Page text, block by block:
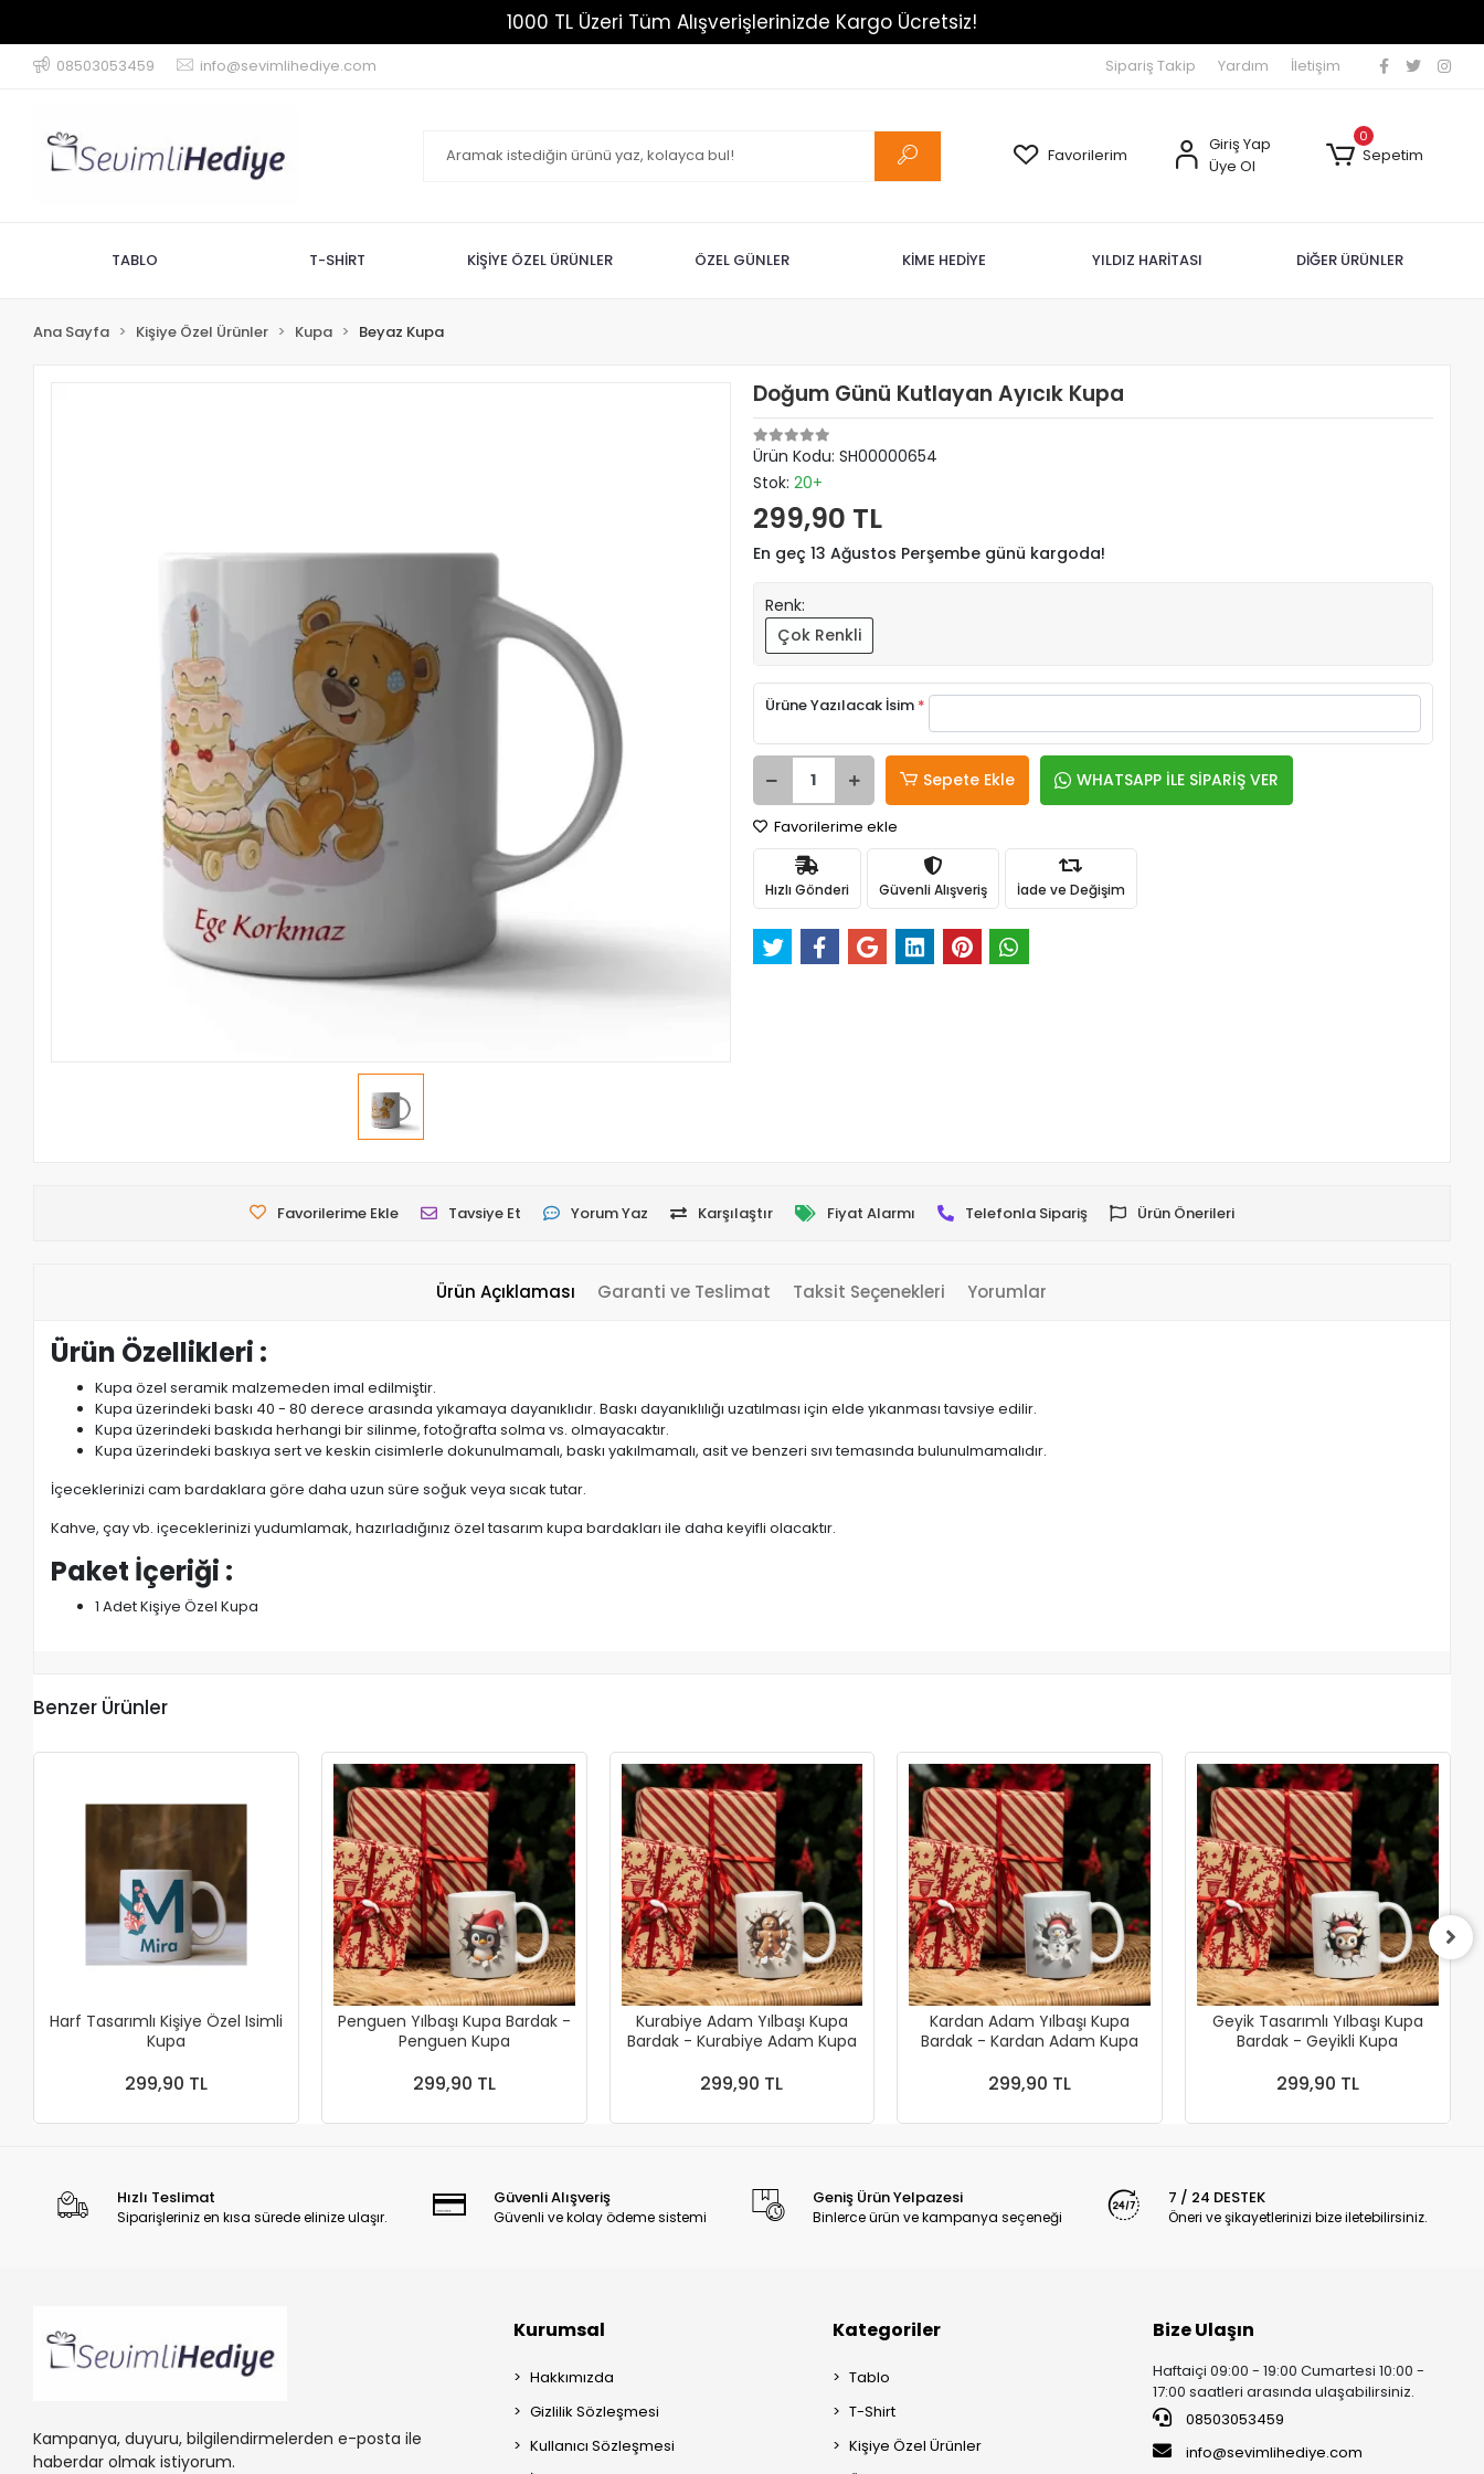
1000 TL Üzeri Tüm Alışverişlerinizde Kargo Ücretsiz!
08503053459 info@sevimlihediye.com Sipariş Takip Yardım İletişim
Favorilerim
Giriş Yap
Üye Ol
0
Sepetim
TABLO T-SHİRT KİŞİYE ÖZEL ÜRÜNLER ÖZEL GÜNLER KİME HEDİYE YILDIZ HARİTASI DİĞER ÜRÜNLER
Ana Sayfa Kişiye Özel Ürünler Kupa Beyaz Kupa
Doğum Günü Kutlayan Ayıcık Kupa
Ürün Kodu: SH00000654
Stok: 20+
299,90 TL
En geç 13 Ağustos Perşembe günü kargoda!
Renk:
Çok Renkli
Ürüne Yazılacak İsim *
Sepete Ekle WHATSAPP İLE SİPARİŞ VER
Favorilerime ekle
Hızlı Gönderi Güvenli Alışveriş İade ve Değişim
Favorilerime Ekle Tavsiye Et Yorum Yaz Karşılaştır Fiyat Alarmı Telefonla Sipariş Ürün Önerileri
Ürün Açıklaması Garanti ve Teslimat Taksit Seçenekleri Yorumlar
Ürün Özellikleri :
Kupa özel seramik malzemeden imal edilmiştir.
Kupa üzerindeki baskı 40 - 80 derece arasında yıkamaya dayanıklıdır. Baskı dayanıklılığı uzatılması için elde yıkanması tavsiye edilir.
Kupa üzerindeki baskıda herhangi bir silinme, fotoğrafta solma vs. olmayacaktır.
Kupa üzerindeki baskıya sert ve keskin cisimlerle dokunulmamalı, baskı yakılmamalı, asit ve benzeri sıvı temasında bulunulmamalıdır.
İçeceklerinizi cam bardaklara göre daha uzun süre soğuk veya sıcak tutar.
Kahve, çay vb. içeceklerinizi yudumlamak, hazırladığınız özel tasarım kupa bardakları ile daha keyifli olacaktır.
Paket İçeriği :
1 Adet Kişiye Özel Kupa
Benzer Ürünler
Harf Tasarımlı Kişiye Özel Isimli
Kupa
299,90 TL
Penguen Yılbaşı Kupa Bardak -
Penguen Kupa
299,90 TL
Kurabiye Adam Yılbaşı Kupa
Bardak - Kurabiye Adam Kupa
299,90 TL
Kardan Adam Yılbaşı Kupa
Bardak - Kardan Adam Kupa
299,90 TL
Geyik Tasarımlı Yılbaşı Kupa
Bardak - Geyikli Kupa
299,90 TL
Hızlı Teslimat
Siparişleriniz en kısa sürede elinize ulaşır.
Güvenli Alışveriş
Güvenli ve kolay ödeme sistemi
Geniş Ürün Yelpazesi
Binlerce ürün ve kampanya seçeneği
7 / 24 DESTEK
Öneri ve şikayetlerinizi bize iletebilirsiniz.
Kampanya, duyuru, bilgilendirmelerden e-posta ile
haberdar olmak istiyorum.
Kurumsal
Hakkımızda
Gizlilik Sözleşmesi
Kullanıcı Sözleşmesi
Kategoriler
Tablo
T-Shirt
Kişiye Özel Ürünler
Bize Ulaşın
Haftaiçi 09:00 - 19:00 Cumartesi 10:00 -
17:00 saatleri arasında ulaşabilirsiniz.
08503053459
info@sevimlihediye.com